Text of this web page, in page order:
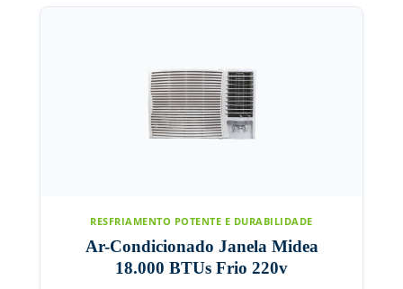
RESFRIAMENTO POTENTE E DURABILIDADE
Ar-Condicionado Janela Midea
18.000 BTUs Frio 220v